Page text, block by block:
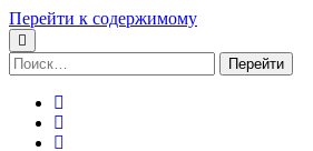
Перейти к содержимому
Поиск: